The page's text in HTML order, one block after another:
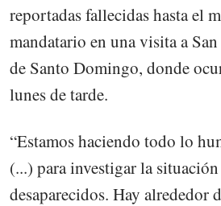
reportadas fallecidas hasta el
mandatario en una visita a
de Santo Domingo, donde
lunes de tarde.
“Estamos haciendo todo lo
(...) para investigar la situación
desaparecidos. Hay alrededor